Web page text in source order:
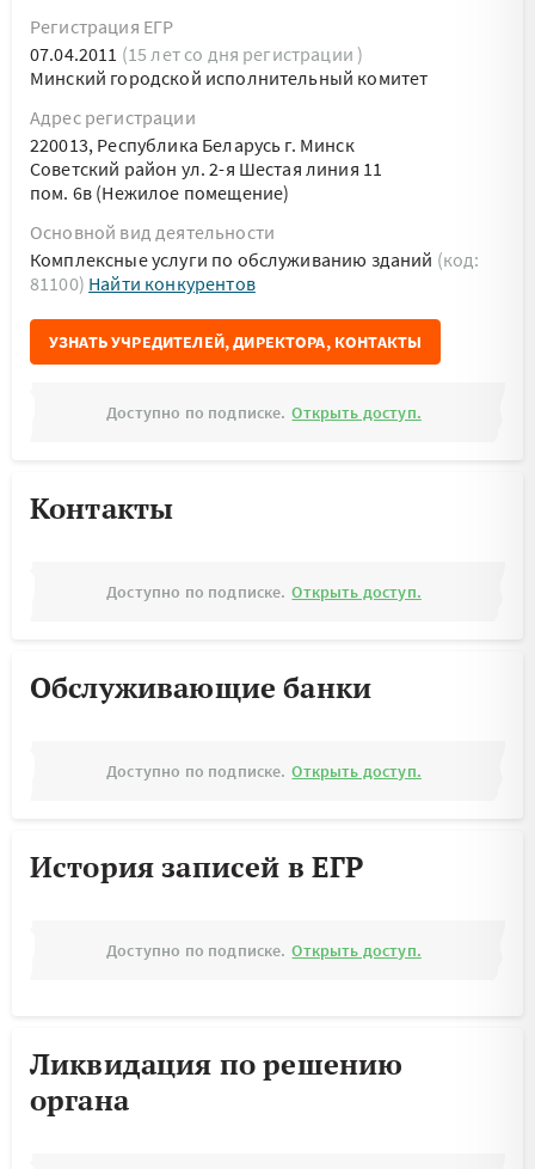
Регистрация ЕГР
07.04.2011 (15 лет со дня регистрации )
Минский городской исполнительный комитет
Адрес регистрации
220013, Республика Беларусь г. Минск
Советский район ул. 2-я Шестая линия 11
пом. 6в (Нежилое помещение)
Основной вид деятельности
Комплексные услуги по обслуживанию зданий (код:
81100) Найти конкурентов
УЗНАТЬ УЧРЕДИТЕЛЕЙ, ДИРЕКТОРА, КОНТАКТЫ
Доступно по подписке. Открыть доступ.
Контакты
Доступно по подписке. Открыть доступ.
Обслуживающие банки
Доступно по подписке. Открыть доступ.
История записей в ЕГР
Доступно по подписке. Открыть доступ.
Ликвидация по решению
органа